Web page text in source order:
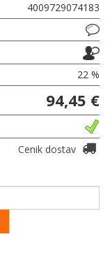
4009729074183
22 %
94,45 €
Cenik dostav